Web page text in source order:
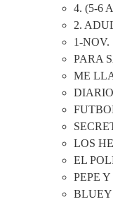
4. (5-6
2.
1-NOV.
PARA
ME
LOS
EL
PEPE
BLUEY